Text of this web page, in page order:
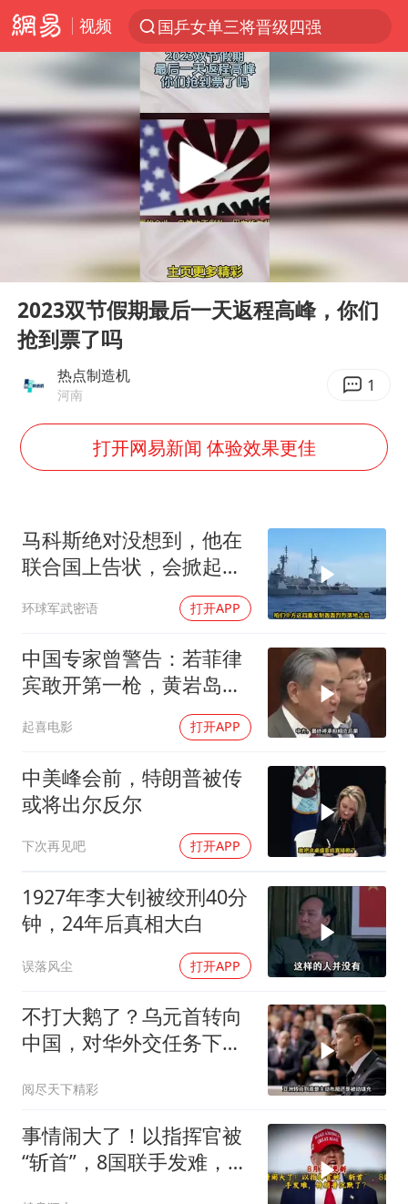
视频
国乒女单三将晋级四强
光影经济撬动暑期消费新蓝海
陈思诚零点晒照为佟丽娅庆生
新疆优化调整景区内自驾服务费
《欢迎来龙餐馆》口碑
上四休三，但降薪1000元，你接受吗？
情侣在平潭拍日出时坠崖致一死一伤
黄金牛市回来了吗
宇树王兴兴被问了360多个问题
几元成本的AI广告导致千万市值蒸发
老挝国会主席赛宋蓬逝世
购飞机票7分钟后退票被扣2022元
乐享全民健身 共筑健康中国
Play
2023双节假期最后一天返程高峰，你们
抢到票了吗
热点制造机
河南 1
打开网易新闻 体验效果更佳
马科斯绝对没想到，他在
联合国上告状，会掀起中
环球军武密语 打开APP
中国专家曾警告：若菲律
宾敢开第一枪，黄岩岛填
起喜电影 打开APP
中美峰会前，特朗普被传
或将出尔反尔
下次再见吧 打开APP
1927年李大钊被绞刑40分
钟，24年后真相大白
误落风尘 打开APP
不打大鹅了？乌元首转向
中国，对华外交任务下
阅尽天下精彩
事情闹大了！以指挥官被
“斩首”，8国联手发难，特